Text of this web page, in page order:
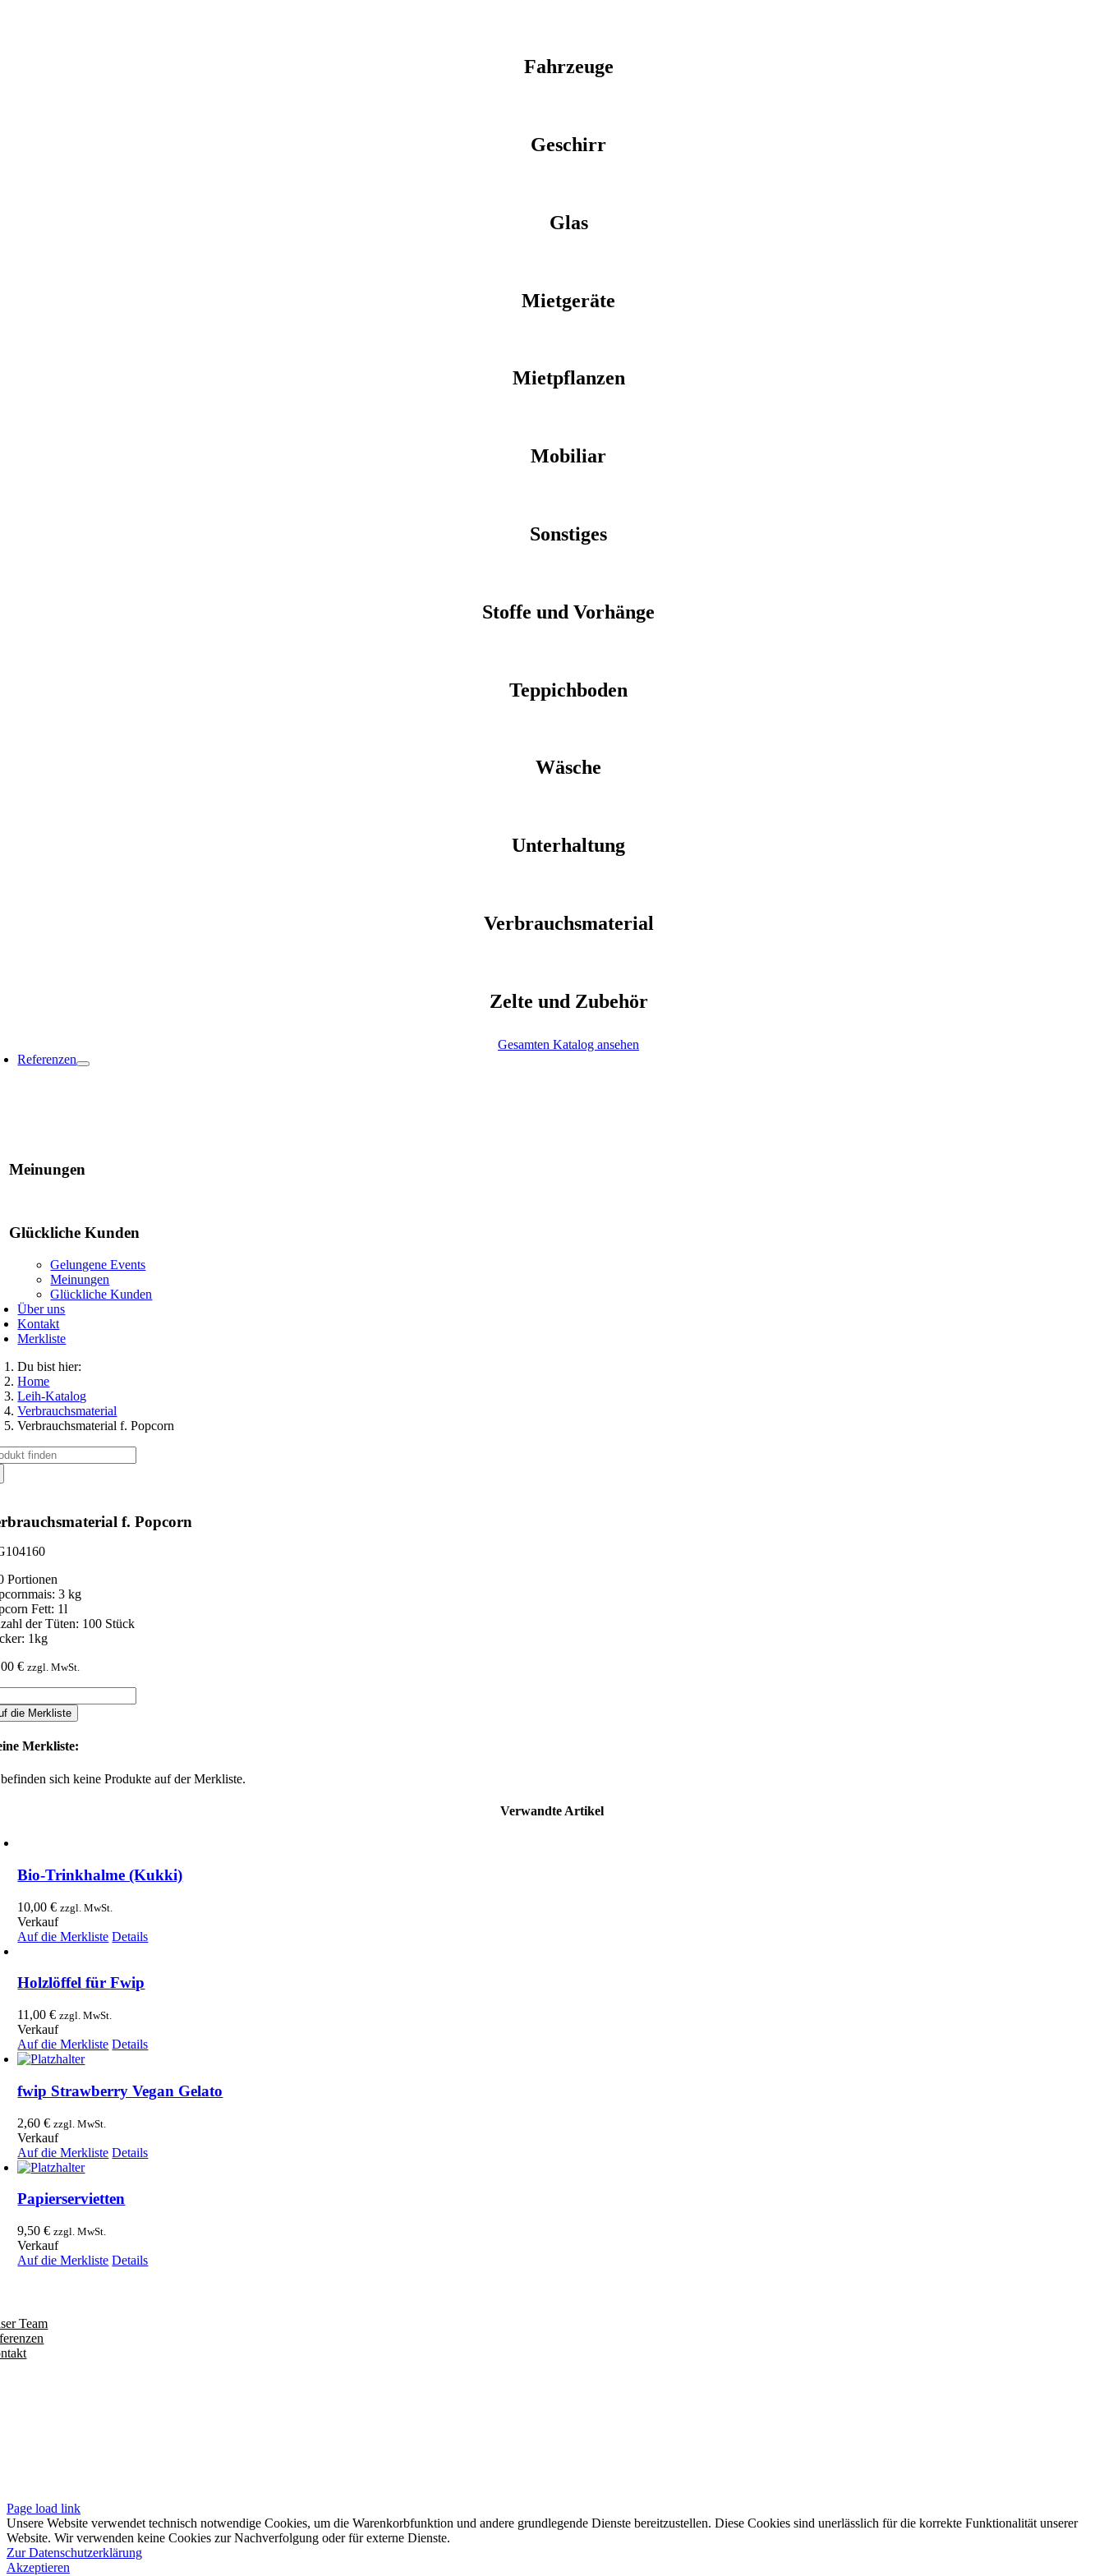
Fahrzeuge
Geschirr
Glas
Mietgeräte
Mietpflanzen
Mobiliar
Sonstiges
Stoffe und Vorhänge
Teppichboden
Wäsche
Unterhaltung
Verbrauchsmaterial
Zelte und Zubehör
Gesamten Katalog ansehen
Referenzen
Meinungen
Glückliche Kunden
Gelungene Events
Meinungen
Glückliche Kunden
Über uns
Kontakt
Merkliste
Du bist hier:
Home
Leih-Katalog
Verbrauchsmaterial
Verbrauchsmaterial f. Popcorn
f. Popcorn
Portionen
3 kg
Fett: 1l
der Tüten: 100 Stück
1kg
€ zzgl. MwSt.
die Merkliste
Merkliste:
sich keine Produkte auf der Merkliste.
Verwandte Artikel
Bio-Trinkhalme (Kukki)
10,00€ zzgl. MwSt.
Verkauf
Auf die Merkliste Details
Holzlöffel für Fwip
11,00€ zzgl. MwSt.
Verkauf
Auf die Merkliste Details
fwip Strawberry Vegan Gelato
2,60€ zzgl. MwSt.
Verkauf
Auf die Merkliste Details
Papierservietten
9,50€ zzgl. MwSt.
Verkauf
Auf die Merkliste Details
Team
Page load link
Unsere Website verwendet technisch notwendige Cookies, um die Warenkorbfunktion und andere grundlegende Dienste bereitzustellen. Diese Cookies sind unerlässlich für die korrekte Funktionalität unserer
Website. Wir verwenden keine Cookies zur Nachverfolgung oder für externe Dienste.
Zur Datenschutzerklärung
Akzeptieren